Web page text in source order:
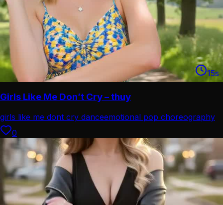
15s
Girls Like Me Don’t Cry – thuy
girls like me dont cry danceemotional pop choreography
0